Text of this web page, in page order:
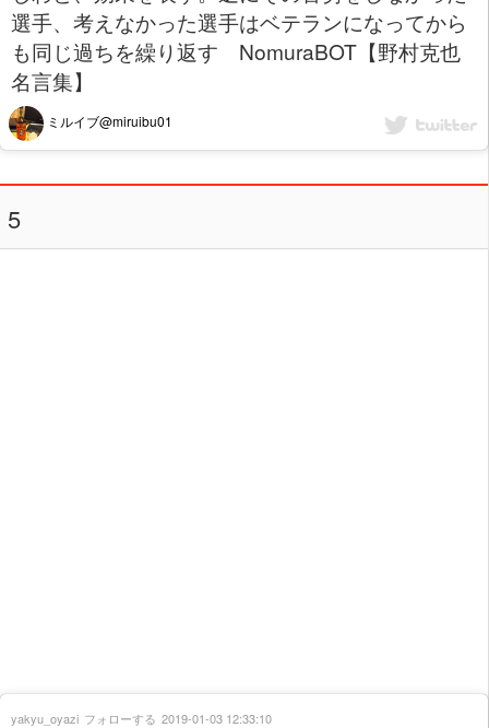
選手、考えなかった選手はベテランになってから
も同じ過ちを繰り返す NomuraBOT【野村克也
名言集】
ミルイブ@miruibu01
5
yakyu_oyazi フォローする 2019-01-03 12:33:10